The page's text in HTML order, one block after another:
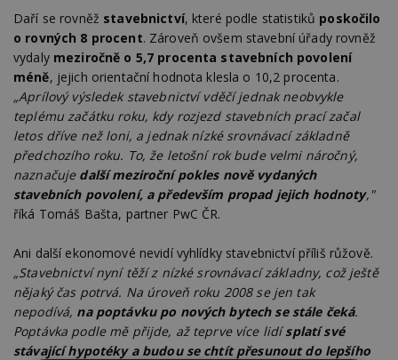
Daří se rovněž stavebnictví, které podle statistiků poskočilo
o rovných 8 procent. Zároveň ovšem stavební úřady rovněž
vydaly meziročně o 5,7 procenta stavebních povolení
méně, jejich orientační hodnota klesla o 10,2 procenta.
„Aprílový výsledek stavebnictví vděčí jednak neobvykle
teplému začátku roku, kdy rozjezd stavebních prací začal
letos dříve než loni, a jednak nízké srovnávací základně
předchozího roku. To, že letošní rok bude velmi náročný,
naznačuje další meziroční pokles nově vydaných
stavebních povolení, a především propad jejich hodnoty,"
říká Tomáš Bašta, partner PwC ČR.
Ani další ekonomové nevidí vyhlídky stavebnictví příliš růžově.
„Stavebnictví nyní těží z nízké srovnávací základny, což ještě
nějaký čas potrvá. Na úroveň roku 2008 se jen tak
nepodívá, na poptávku po nových bytech se stále čeká.
Poptávka podle mě přijde, až teprve více lidísplatí své
stávající hypotéky a budou se chtít přesunout do lepšího